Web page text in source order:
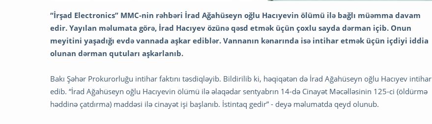
“İrşad Electronics” MMC-nin rəhbəri İrad Ağahüseyn oğlu Hacıyevin ölümü ilə bağlı müəmma davam
edir. Yayılan məlumata görə, İrad Hacıyev özünə qəsd etmək üçün çoxlu sayda dərman içib. Onun
meyitini yaşadığı evdə vannada aşkar ediblər. Vannanın kənarında isə intihar etmək üçün içdiyi iddia
olunan dərman qutuları aşkarlanıb.
Bakı Şəhər Prokurorluğu intihar faktını təsdiqləyib. Bildirilib ki, həqiqətən də İrad Ağahüseyn oğlu Hacıyev intihar
edib. “İrad Ağahüseyn oğlu Hacıyevin ölümü ilə əlaqədar sentyabrın 14-də Cinayət Məcəlləsinin 125-ci (öldürmə
həddinə çatdırma) maddəsi ilə cinayət işi başlanıb. İstintaq gedir” - deyə məlumatda qeyd olunub.